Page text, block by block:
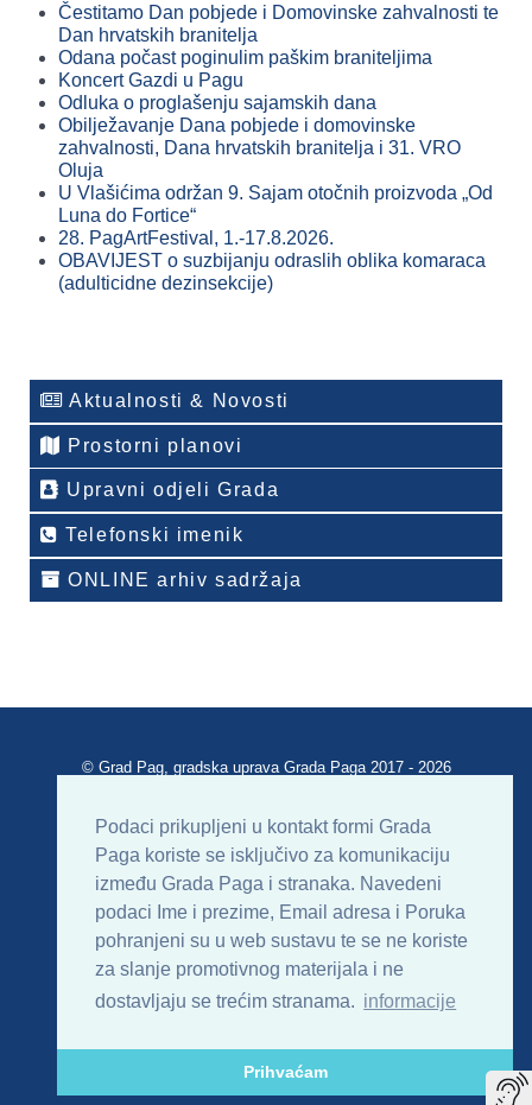
Podaci prikupljeni u kontakt formi Grada
Paga koriste se isključivo za komunikaciju
između Grada Paga i stranaka. Navedeni
podaci Ime i prezime, Email adresa i Poruka
pohranjeni su u web sustavu te se ne koriste
za slanje promotivnog materijala i ne
dostavljaju se trećim stranama. informacije
Prihvaćam
Čestitamo Dan pobjede i Domovinske zahvalnosti te
Dan hrvatskih branitelja
Odana počast poginulim paškim braniteljima
Koncert Gazdi u Pagu
Odluka o proglašenju sajamskih dana
Obilježavanje Dana pobjede i domovinske
zahvalnosti, Dana hrvatskih branitelja i 31. VRO
Oluja
U Vlašićima održan 9. Sajam otočnih proizvoda „Od
Luna do Fortice“
28. PagArtFestival, 1.-17.8.2026.
OBAVIJEST o suzbijanju odraslih oblika komaraca
(adulticidne dezinsekcije)
Aktualnosti & Novosti
Prostorni planovi
Upravni odjeli Grada
Telefonski imenik
ONLINE arhiv sadržaja
© Grad Pag, gradska uprava Grada Paga 2017 - 2026
Uvjeti korištenja Impressum
Kontakt
Sitemap
RSS